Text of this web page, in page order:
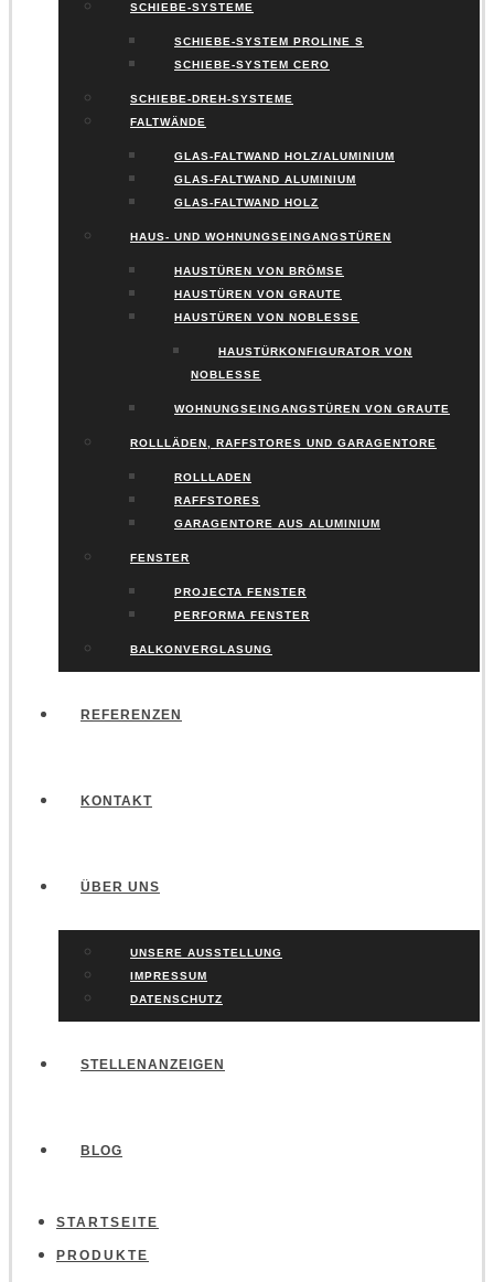
SCHIEBE-SYSTEME
SCHIEBE-SYSTEM PROLINE S
SCHIEBE-SYSTEM CERO
SCHIEBE-DREH-SYSTEME
FALTWÄNDE
GLAS-FALTWAND HOLZ/ALUMINIUM
GLAS-FALTWAND ALUMINIUM
GLAS-FALTWAND HOLZ
HAUS- UND WOHNUNGSEINGANGSTÜREN
HAUSTÜREN VON BRÖMSE
HAUSTÜREN VON GRAUTE
HAUSTÜREN VON NOBLESSE
HAUSTÜRKONFIGURATOR VON
NOBLESSE
WOHNUNGSEINGANGSTÜREN VON GRAUTE
ROLLLÄDEN, RAFFSTORES UND GARAGENTORE
ROLLLADEN
RAFFSTORES
GARAGENTORE AUS ALUMINIUM
FENSTER
PROJECTA FENSTER
PERFORMA FENSTER
BALKONVERGLASUNG
REFERENZEN
KONTAKT
ÜBER UNS
UNSERE AUSSTELLUNG
IMPRESSUM
DATENSCHUTZ
STELLENANZEIGEN
BLOG
STARTSEITE
PRODUKTE